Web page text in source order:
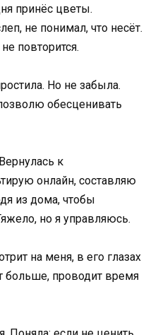
принёс цветы.
не понимал, что несёт.
повторится.
Но не забыла.
обесценивать
к
онлайн, составляю
из дома, чтобы
но я управляюсь.
на меня, в его глазах
больше, проводит время